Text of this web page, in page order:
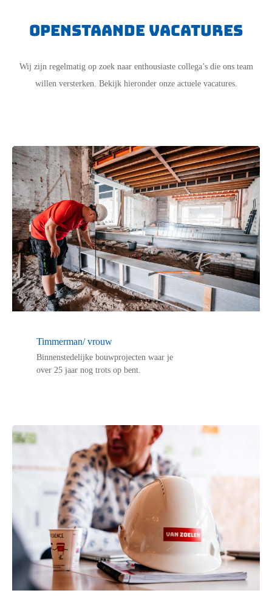
openstaande vacatures
Wij zijn regelmatig op zoek naar enthousiaste collega’s die ons team
willen versterken. Bekijk hieronder onze actuele vacatures.
Timmerman/ vrouw
Binnenstedelijke bouwprojecten waar je
over 25 jaar nog trots op bent.